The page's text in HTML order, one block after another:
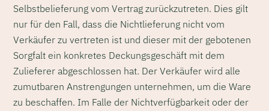
Selbstbelieferung vom Vertrag zurückzutreten. Dies gilt
nur für den Fall, dass die Nichtlieferung nicht vom
Verkäufer zu vertreten ist und dieser mit der gebotenen
Sorgfalt ein konkretes Deckungsgeschäft mit dem
Zulieferer abgeschlossen hat. Der Verkäufer wird alle
zumutbaren Anstrengungen unternehmen, um die Ware
zu beschaffen. Im Falle der Nichtverfügbarkeit oder der